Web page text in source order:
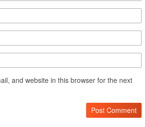
and website in this browser for the next